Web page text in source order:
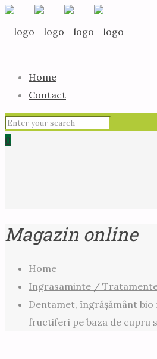
Home
Contact
0
Magazin online
Home
Ingrasaminte /
Dentamet, îngrășământ
fructiferi pe baza de cupru